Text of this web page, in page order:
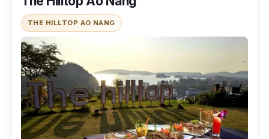
ข้อมูลเฉพาะ
Google map :
https://goo.gl/maps/ZMo1kQQhLzrsFD7Z6?
coh=178571&entry=tt
เบอร์โทร :0824223828
เวลาทำการ :เปิด 11:00-19:00 น. หยุดทุกวัน
THE HILLTOP AO NANG